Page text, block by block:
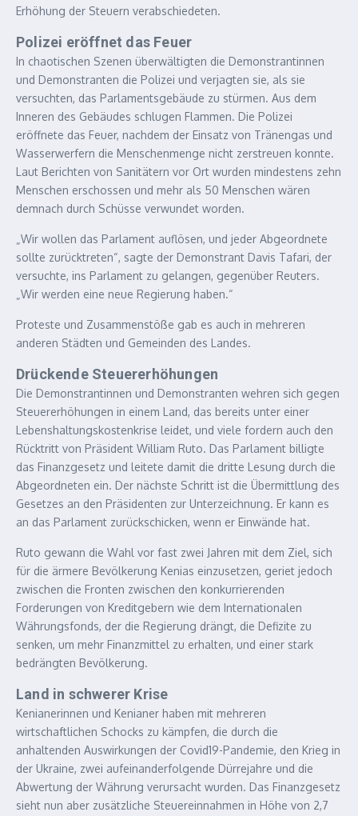
Erhöhung der Steuern verabschiedeten.
Polizei eröffnet das Feuer
In chaotischen Szenen überwältigten die Demonstrantinnen
und Demonstranten die Polizei und verjagten sie, als sie
versuchten, das Parlamentsgebäude zu stürmen. Aus dem
Inneren des Gebäudes schlugen Flammen. Die Polizei
eröffnete das Feuer, nachdem der Einsatz von Tränengas und
Wasserwerfern die Menschenmenge nicht zerstreuen konnte.
Laut Berichten von Sanitätern vor Ort wurden mindestens zehn
Menschen erschossen und mehr als 50 Menschen wären
demnach durch Schüsse verwundet worden.
„Wir wollen das Parlament auflösen, und jeder Abgeordnete
sollte zurücktreten“, sagte der Demonstrant Davis Tafari, der
versuchte, ins Parlament zu gelangen, gegenüber Reuters.
„Wir werden eine neue Regierung haben.“
Proteste und Zusammenstöße gab es auch in mehreren
anderen Städten und Gemeinden des Landes.
Drückende Steuererhöhungen
Die Demonstrantinnen und Demonstranten wehren sich gegen
Steuererhöhungen in einem Land, das bereits unter einer
Lebenshaltungskostenkrise leidet, und viele fordern auch den
Rücktritt von Präsident William Ruto. Das Parlament billigte
das Finanzgesetz und leitete damit die dritte Lesung durch die
Abgeordneten ein. Der nächste Schritt ist die Übermittlung des
Gesetzes an den Präsidenten zur Unterzeichnung. Er kann es
an das Parlament zurückschicken, wenn er Einwände hat.
Ruto gewann die Wahl vor fast zwei Jahren mit dem Ziel, sich
für die ärmere Bevölkerung Kenias einzusetzen, geriet jedoch
zwischen die Fronten zwischen den konkurrierenden
Forderungen von Kreditgebern wie dem Internationalen
Währungsfonds, der die Regierung drängt, die Defizite zu
senken, um mehr Finanzmittel zu erhalten, und einer stark
bedrängten Bevölkerung.
Land in schwerer Krise
Kenianerinnen und Kenianer haben mit mehreren
wirtschaftlichen Schocks zu kämpfen, die durch die
anhaltenden Auswirkungen der Covid19-Pandemie, den Krieg in
der Ukraine, zwei aufeinanderfolgende Dürrejahre und die
Abwertung der Währung verursacht wurden. Das Finanzgesetz
sieht nun aber zusätzliche Steuereinnahmen in Höhe von 2,7